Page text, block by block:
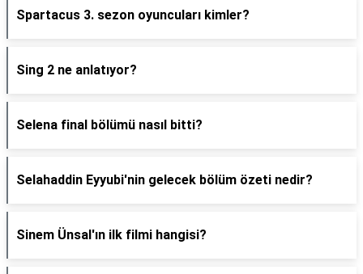
Spartacus 3. sezon oyuncuları kimler?
Sing 2 ne anlatıyor?
Selena final bölümü nasıl bitti?
Selahaddin Eyyubi'nin gelecek bölüm özeti nedir?
Sinem Ünsal'ın ilk filmi hangisi?